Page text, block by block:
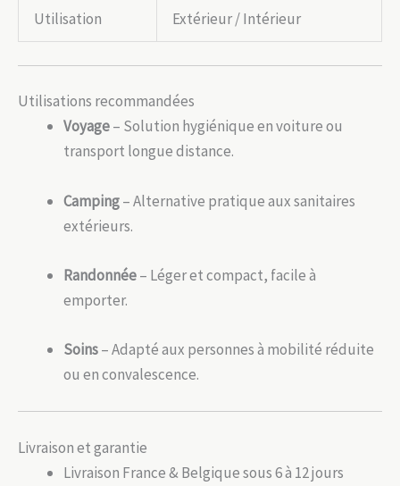
Utilisation Extérieur / Intérieur
Utilisations recommandées
Voyage– Solution hygiénique en voiture ou
transport longue distance.
Camping– Alternative pratique aux sanitaires
extérieurs.
Randonnée– Léger et compact, facile à
emporter.
Soins– Adapté aux personnes à mobilité réduite
ou en convalescence.
Livraison et garantie
Livraison France & Belgique sous 6 à 12 jours